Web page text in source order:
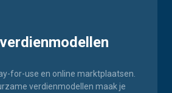
for-use en online marktplaatsen.
verdienmodellen maak je